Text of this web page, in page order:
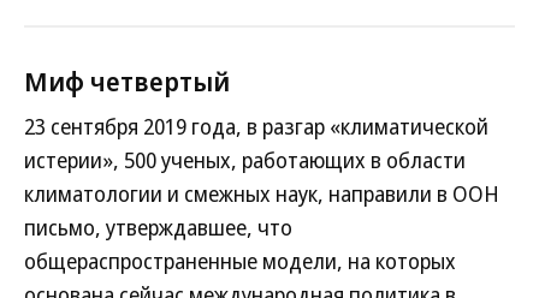
Миф четвертый
23 сентября 2019 года, в разгар «климатической
истерии», 500 ученых, работающих в области
климатологии и смежных наук, направили в ООН
письмо, утверждавшее, что
общераспространенные модели, на которых